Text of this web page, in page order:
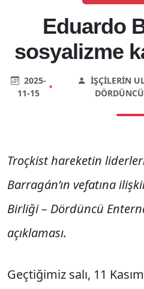
Eduardo
sosyalizme
2025-
11-15
•
İŞÇILERIN
Troçkist hareketin
Barragán’ın vefatına
Birliği – Dördüncü
açıklaması.
Geçtiğimiz salı, 11